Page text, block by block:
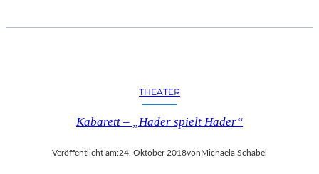
THEATER
Kabarett – „Hader spielt Hader“
Veröffentlicht am:24. Oktober 2018von Michaela Schabel